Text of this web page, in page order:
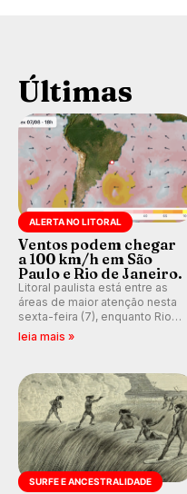
Últimas
ALERTA NO LITORAL
Ventos podem chegar
a 100 km/h em São
Paulo e Rio de Janeiro.
Litoral paulista está entre as
áreas de maior atenção nesta
sexta-feira (7), enquanto Rio
de Janeiro também recebe
km/h em Itanhaém.
leia mais »
SURFE E ANCESTRALIDADE